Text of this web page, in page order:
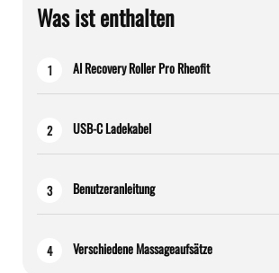
Was ist enthalten
1 AI Recovery Roller Pro Rheofit
2 USB-C Ladekabel
3 Benutzeranleitung
4 Verschiedene Massageaufsätze